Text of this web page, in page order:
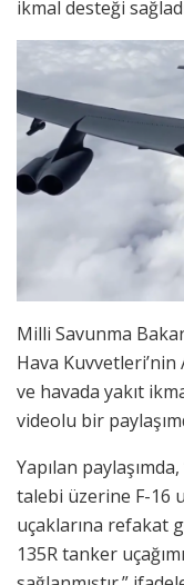
ikmal desteği
Milli Savunma
Hava
ve havada yakıt
videolu bir
Yapılan
talebi üzerine F-16
uçaklarına refakat
135R tanker